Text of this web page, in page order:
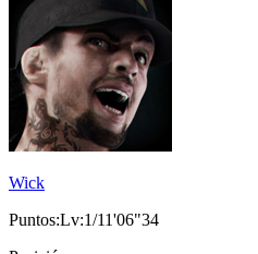
Wick
Puntos:Lv:1/11'06"34